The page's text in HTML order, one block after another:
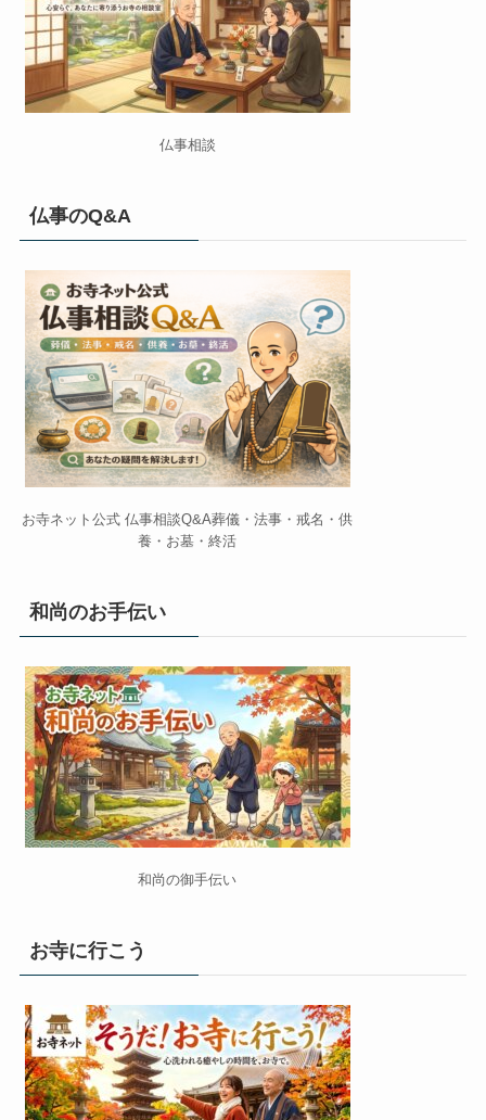
仏事相談
仏事のQ&A
お寺ネット公式 仏事相談Q&A葬儀・法事・戒名・供
養・お墓・終活
和尚のお手伝い
和尚の御手伝い
お寺に行こう